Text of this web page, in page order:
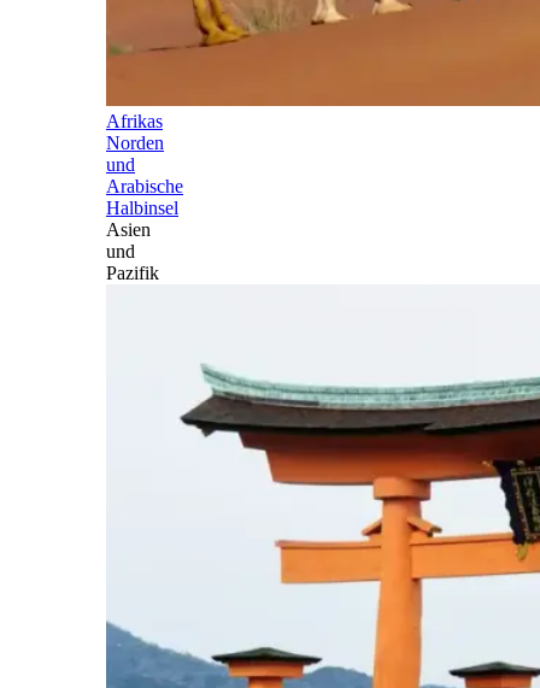
Afrikas
Norden
und
Arabische
Halbinsel
Asien
und
Pazifik